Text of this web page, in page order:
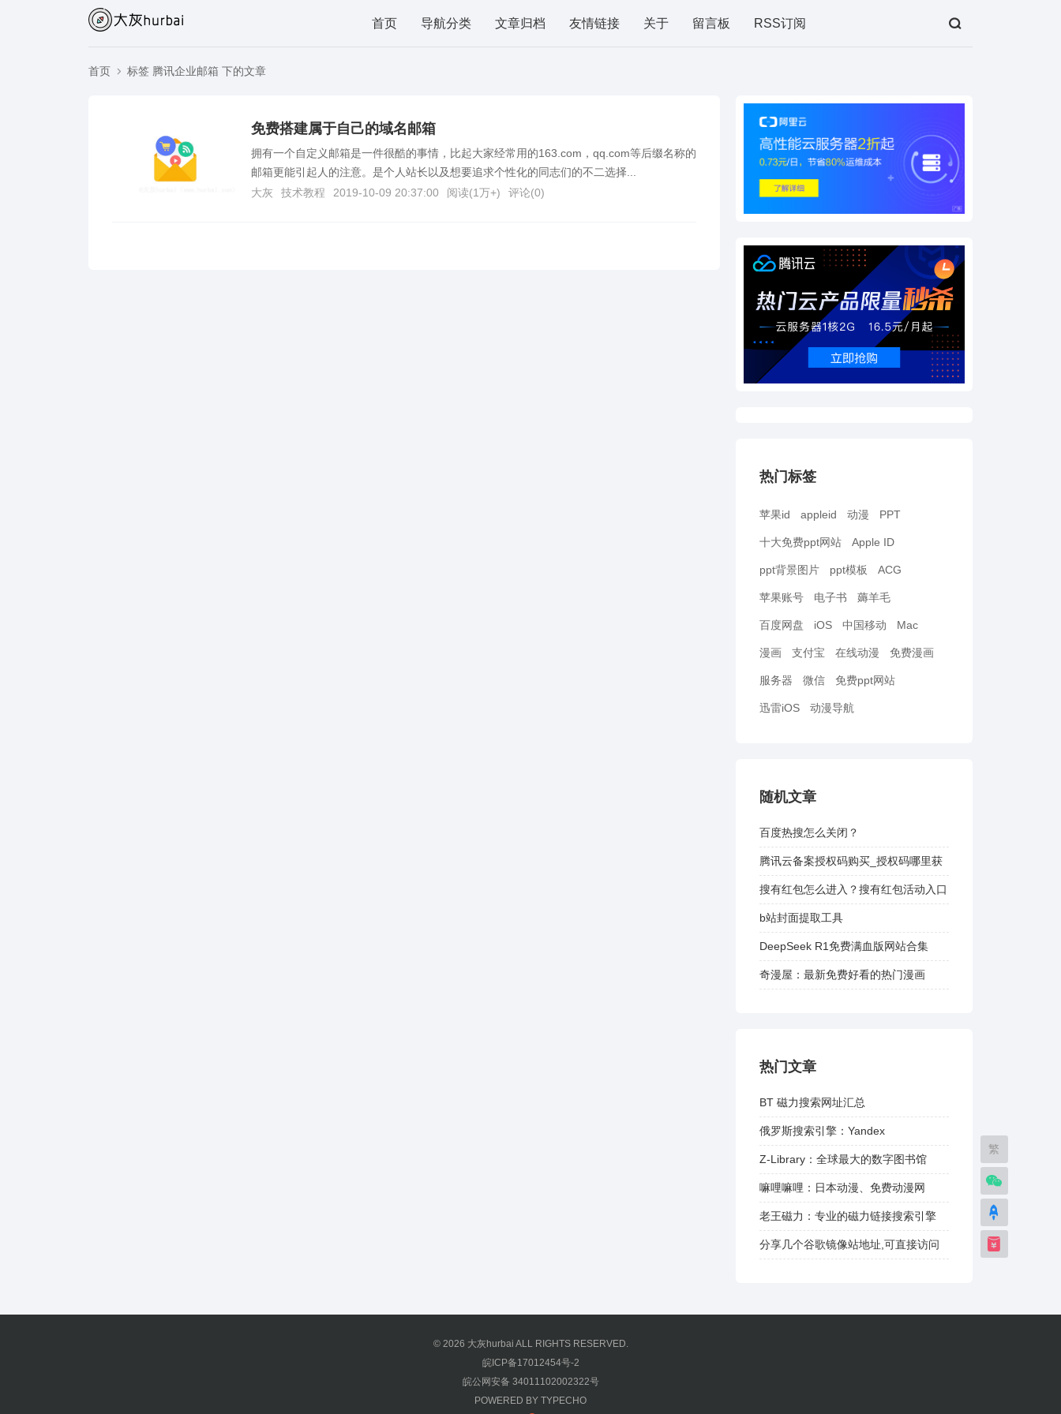
首页 导航分类 文章归档 友情链接 关于 留言板 RSS订阅
首页 标签 腾讯企业邮箱 下的文章
免费搭建属于自己的域名邮箱
拥有一个自定义邮箱是一件很酷的事情，比起大家经常用的163.com，qq.com等后缀名称的
邮箱更能引起人的注意。是个人站长以及想要追求个性化的同志们的不二选择...
大灰
技术教程 2019-10-09 20:37:00 阅读(1万+) 评论(0)
热门标签
苹果id appleid 动漫 PPT
十大免费ppt网站 Apple ID
ppt背景图片 ppt模板 ACG
苹果账号 电子书 薅羊毛
百度网盘 iOS 中国移动 Mac
漫画 支付宝 在线动漫 免费漫画
服务器 微信 免费ppt网站
迅雷iOS 动漫导航
随机文章
百度热搜怎么关闭？
腾讯云备案授权码购买_授权码哪里获
取？
搜有红包怎么进入？搜有红包活动入口
b站封面提取工具
DeepSeek R1免费满血版网站合集
奇漫屋：最新免费好看的热门漫画
热门文章
BT 磁力搜索网址汇总
俄罗斯搜索引擎：Yandex
Z-Library：全球最大的数字图书馆
嘛哩嘛哩：日本动漫、免费动漫网
老王磁力：专业的磁力链接搜索引擎
分享几个谷歌镜像站地址,可直接访问
© 2026 大灰hurbai ALL RIGHTS RESERVED.
皖ICP备17012454号-2
皖公网安备 34011102002322号
POWERED BY TYPECHO
繁